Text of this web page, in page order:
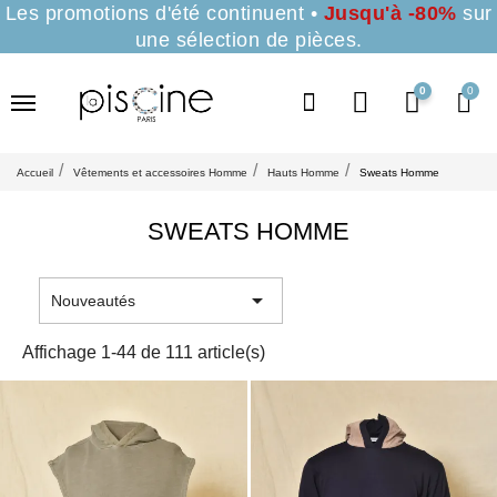
Les promotions d'été continuent • Jusqu'à -80% sur
une sélection de pièces.
0
Accueil Vêtements et accessoires Homme Hauts Homme Sweats Homme
SWEATS HOMME
Nouveautés 
Affichage 1-44 de 111 article(s)